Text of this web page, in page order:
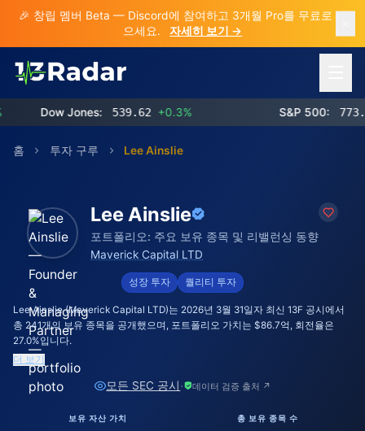
🎉 창립 멤버 Beta — Discord에 참여하고 3개월 Pro를 무료로 받
으세요.
자세히 보기 →
Dow Jones: 539.62 +0.3% S&P 500: 773.26
홈 투자 구루 Lee Ainslie
Lee Ainslie
포트폴리오: 주요 보유 종목 및 리밸런싱 동향
Maverick Capital LTD
성장 투자 퀄리티 투자
Lee Ainslie (Maverick Capital LTD)는 2026년 3월 31일자 최신 13F 공시에서
총 241개의 보유 종목을 공개했으며, 포트폴리오 가치는 $86.7억, 회전율은
27.0%입니다.
더 보기
모든 SEC 공시· 데이터 검증 출처 ↗
보유 자산 가치 총 보유 종목 수